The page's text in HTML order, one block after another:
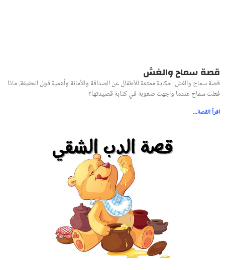
قصة سماح والغش
قصة سماح والغش: حكاية ممتعة للأطفال عن الصداقة والأمانة وأهمية قول الحقيقة. ماذا
فعلت سماح عندما واجهت صعوبة في كتابة قصيدتها؟
اقرأ القصة...